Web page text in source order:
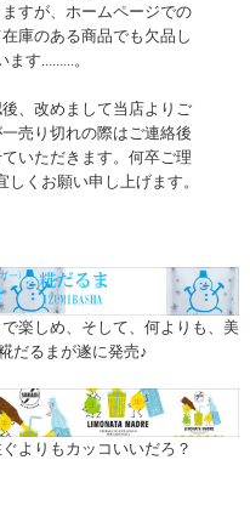
すが、ホームページでの
庫のある商品でも欠品し
す.........。
、改めまして当店よりご
売り切れの際はご連絡後
いただきます。何卒ご理
くお願い申し上げます。
楽しめ、そして、何よりも、美
だるまが遂に発売♪
よりもカッコいいだろ？